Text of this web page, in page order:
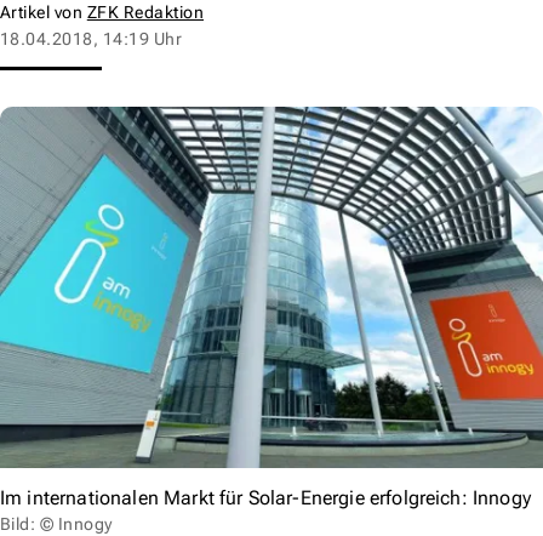
Artikel von ZFK Redaktion
18.04.2018, 14:19 Uhr
Im internationalen Markt für Solar-Energie erfolgreich: Innogy
Bild: © Innogy